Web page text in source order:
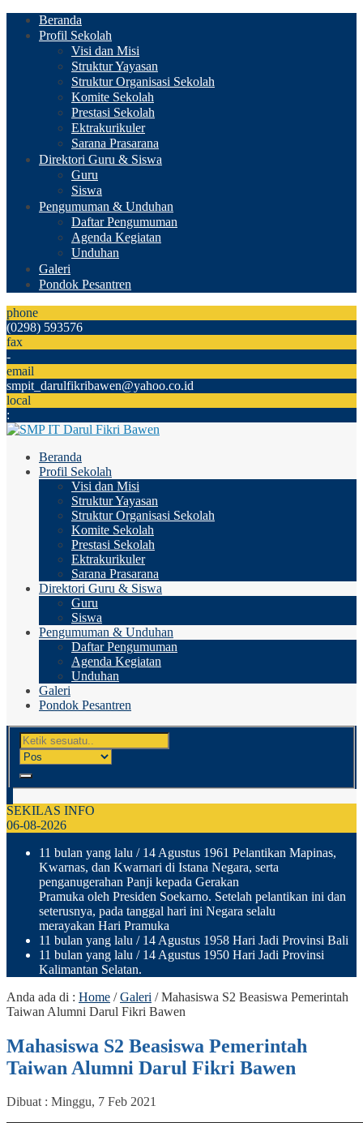
Beranda
Profil Sekolah
Visi dan Misi
Struktur Yayasan
Struktur Organisasi Sekolah
Komite Sekolah
Prestasi Sekolah
Ektrakurikuler
Sarana Prasarana
Direktori Guru & Siswa
Guru
Siswa
Pengumuman & Unduhan
Daftar Pengumuman
Agenda Kegiatan
Unduhan
Galeri
Pondok Pesantren
phone
(0298) 593576
fax
-
email
smpit_darulfikribawen@yahoo.co.id
local
:
Beranda
Profil Sekolah
Visi dan Misi
Struktur Yayasan
Struktur Organisasi Sekolah
Komite Sekolah
Prestasi Sekolah
Ektrakurikuler
Sarana Prasarana
Direktori Guru & Siswa
Guru
Siswa
Pengumuman & Unduhan
Daftar Pengumuman
Agenda Kegiatan
Unduhan
Galeri
Pondok Pesantren
SEKILAS INFO
06-08-2026
11 bulan yang lalu / 14 Agustus 1961 Pelantikan Mapinas,
Kwarnas, dan Kwarnari di Istana Negara, serta
penganugerahan Panji kepada Gerakan
Pramuka oleh Presiden Soekarno. Setelah pelantikan ini dan
seterusnya, pada tanggal hari ini Negara selalu
merayakan Hari Pramuka
11 bulan yang lalu / 14 Agustus 1958 Hari Jadi Provinsi Bali
11 bulan yang lalu / 14 Agustus 1950 Hari Jadi Provinsi
Kalimantan Selatan.
Anda ada di : Home /Galeri /Mahasiswa S2 Beasiswa Pemerintah
Taiwan Alumni Darul Fikri Bawen
Mahasiswa S2 Beasiswa Pemerintah
Taiwan Alumni Darul Fikri Bawen
Dibuat : Minggu, 7 Feb 2021